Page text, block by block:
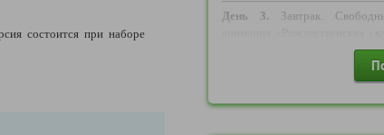
состоится при наборе
Правительства Российской
от 14 лет – до достижения
от 20 лет – до достижения
День 3. Завтрак.
истории Сула (за доп.
"Новогодние огни Минска" (за
Отправление в Несвиж.